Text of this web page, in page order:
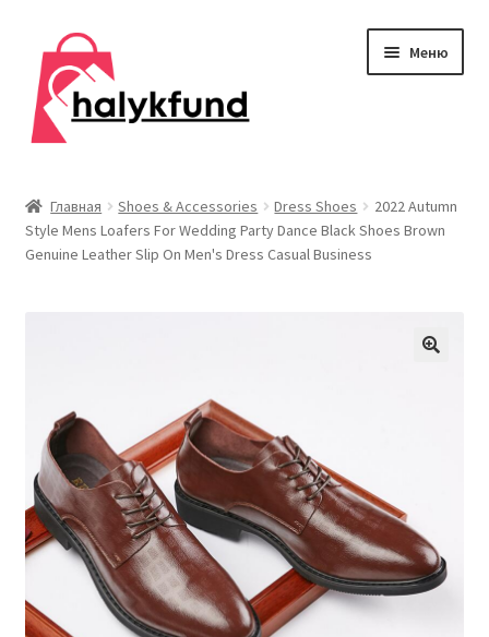
Перейти
навигации
Перейти
содержимому
Меню
меню
Главная
Дом и сад
Одежда
Публикации
Главная Shoes & Accessories Dress Shoes
2022 Autumn
Style Mens Loafers For Wedding Party Dance Black Shoes Brown
Genuine Leather Slip On Men's Dress Casual Business